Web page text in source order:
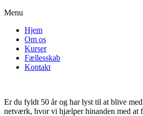
Menu
Hjem
Om os
Kurser
Fællesskab
Kontakt
Er du fyldt 50 år og har lyst til at blive
netværk, hvor vi hjælper hinanden med at